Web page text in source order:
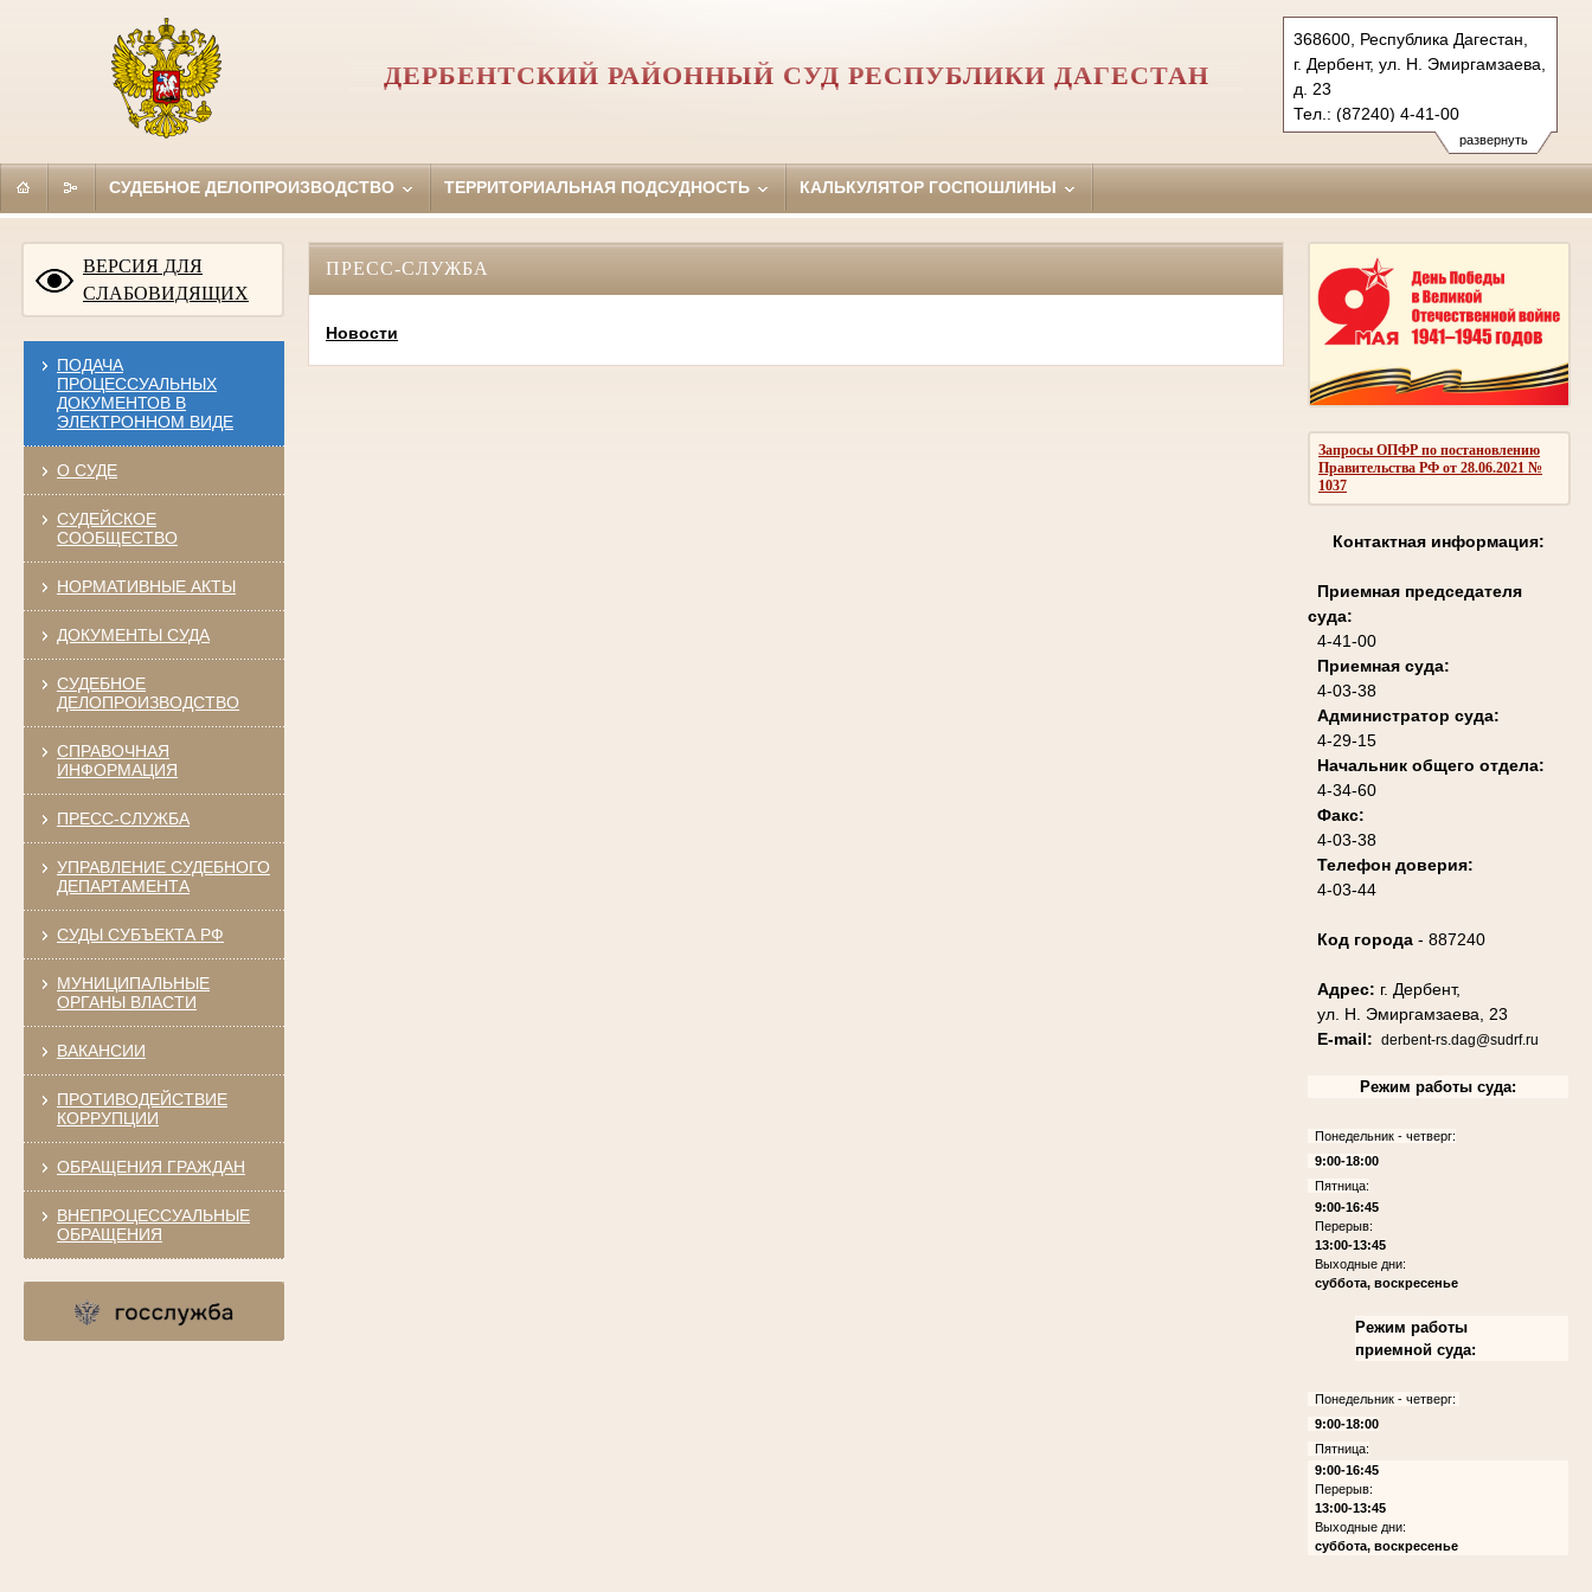
развернуть
368600, Республика Дагестан,
г. Дербент, ул. Н. Эмиргамзаева,
д. 23
Тел.: (87240) 4-41-00
derbent-rs.dag@sudrf.ru
ДЕРБЕНТСКИЙ РАЙОННЫЙ СУД РЕСПУБЛИКИ ДАГЕСТАН
СУДЕБНОЕ ДЕЛОПРОИЗВОДСТВО ТЕРРИТОРИАЛЬНАЯ ПОДСУДНОСТЬ КАЛЬКУЛЯТОР ГОСПОШЛИНЫ
ВЕРСИЯ ДЛЯ
СЛАБОВИДЯЩИХ
ПОДАЧА
ПРОЦЕССУАЛЬНЫХ
ДОКУМЕНТОВ В
ЭЛЕКТРОННОМ ВИДЕ
О СУДЕ
СУДЕЙСКОЕ
СООБЩЕСТВО
НОРМАТИВНЫЕ АКТЫ
ДОКУМЕНТЫ СУДА
СУДЕБНОЕ
ДЕЛОПРОИЗВОДСТВО
СПРАВОЧНАЯ
ИНФОРМАЦИЯ
ПРЕСС-СЛУЖБА
УПРАВЛЕНИЕ СУДЕБНОГО
ДЕПАРТАМЕНТА
СУДЫ СУБЪЕКТА РФ
МУНИЦИПАЛЬНЫЕ
ОРГАНЫ ВЛАСТИ
ВАКАНСИИ
ПРОТИВОДЕЙСТВИЕ
КОРРУПЦИИ
ОБРАЩЕНИЯ ГРАЖДАН
ВНЕПРОЦЕССУАЛЬНЫЕ
ОБРАЩЕНИЯ
Запросы ОПФР по постановлению
Правительства РФ от 28.06.2021 №
1037
Контактная информация:
Приемная председателя
суда:
4-41-00
Приемная суда:
4-03-38
Администратор суда:
4-29-15
Начальник общего отдела:
4-34-60
Факс:
4-03-38
Телефон доверия:
4-03-44
Код города - 887240
Адрес: г. Дербент,
ул. Н. Эмиргамзаева, 23
E-mail: derbent-rs.dag@sudrf.ru
Режим работы суда:
Понедельник - четверг:
9:00-18:00
Пятница:
9:00-16:45
Перерыв:
13:00-13:45
Выходные дни:
суббота, воскресенье
Режим работы
приемной суда:
Понедельник - четверг:
9:00-18:00
Пятница:
9:00-16:45
Перерыв:
13:00-13:45
Выходные дни:
суббота, воскресенье
ПРЕСС-СЛУЖБА
Новости